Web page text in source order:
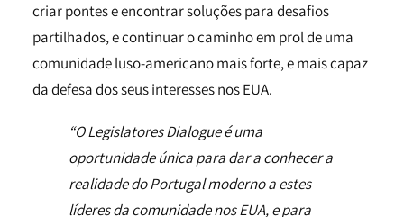
criar pontes e encontrar soluções para desafios
partilhados, e continuar o caminho em prol de uma
comunidade luso-americano mais forte, e mais capaz
da defesa dos seus interesses nos EUA.
“O Legislatores Dialogue é uma
oportunidade única para dar a conhecer a
realidade do Portugal moderno a estes
líderes da comunidade nos EUA, e para